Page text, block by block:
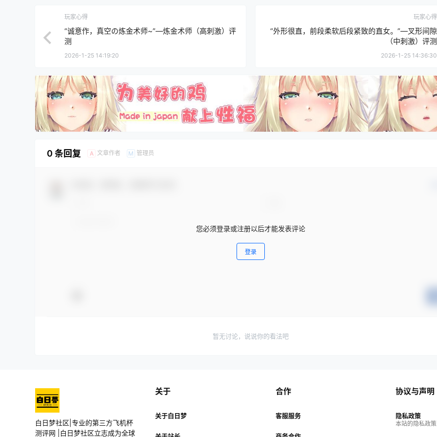
玩家心得
“诚意作，真空の炼金术师~”—炼金术师（高刺激）评
测
2026-1-25 14:19:20
玩家心得
“外形很直，前段柔软后段紧致的直女。”—叉形间隙
（中刺激）评测
2026-1-25 14:36:30
0 条回复 A 文章作者 M 管理员
您必须登录或注册以后才能发表评论
登录
暂无讨论，说说你的看法吧
白日梦社区|专业的第三方飞机杯
测评网 |白日梦社区立志成为全球
关于
关于白日梦
合作
客服服务
协议与声明
隐私政策
本站的隐私政策